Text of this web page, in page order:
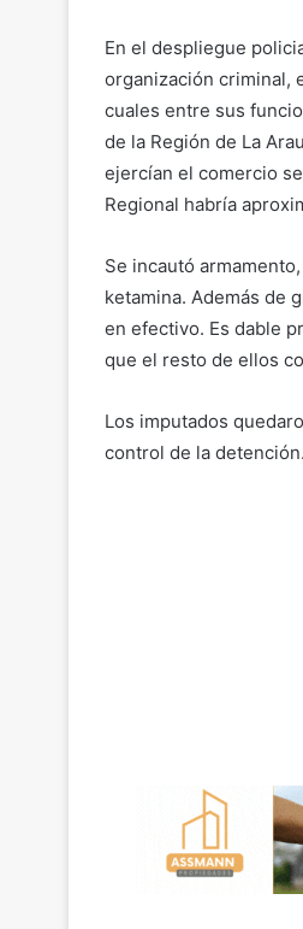
En el despliegue
organización criminal,
cuales entre sus
de la Región de La
ejercían el comercio
Regional habría
Se incautó
ketamina. Además de
en efectivo. Es dable
que el resto de ellos
Los imputados
control de la detención.